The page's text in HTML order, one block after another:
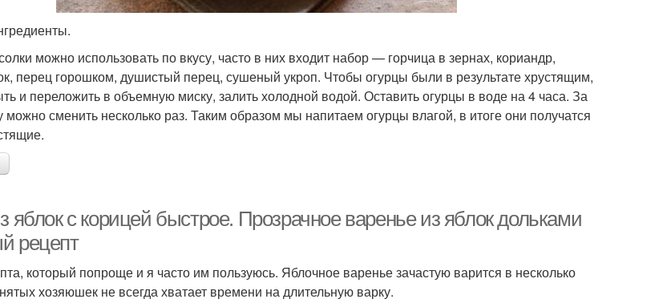
можно использовать по вкусу, часто в них входит набор — горчица в зернах, кориандр,
перец горошком, душистый перец, сушеный укроп. Чтобы огурцы были в результате хрустящим,
и переложить в объемную миску, залить холодной водой. Оставить огурцы в воде на 4 часа. За
можно сменить несколько раз. Таким образом мы напитаем огурцы влагой, в итоге они получатся
яблок с корицей быстрое. Прозрачное варенье из яблок дольками
рецепт
который попроще и я часто им пользуюсь. Яблочное варенье зачастую варится в несколько
хозяюшек не всегда хватает времени на длительную варку.